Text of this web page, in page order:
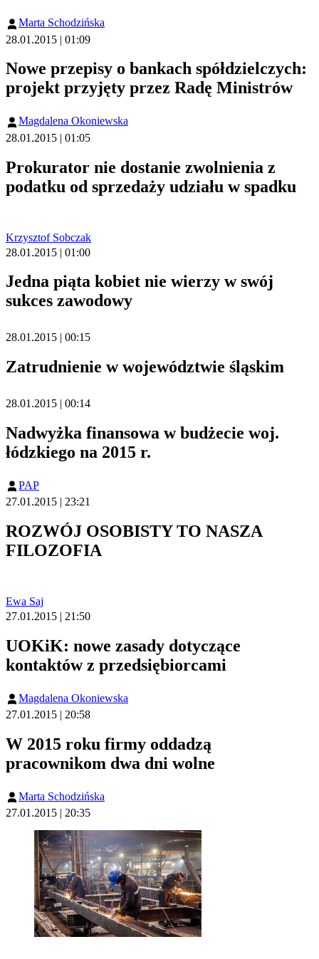
Marta Schodzińska
28.01.2015 | 01:09
Nowe przepisy o bankach spółdzielczych:
projekt przyjęty przez Radę Ministrów
Magdalena Okoniewska
28.01.2015 | 01:05
Prokurator nie dostanie zwolnienia z
podatku od sprzedaży udziału w spadku
Krzysztof Sobczak
28.01.2015 | 01:00
Jedna piąta kobiet nie wierzy w swój
sukces zawodowy
28.01.2015 | 00:15
Zatrudnienie w województwie śląskim
28.01.2015 | 00:14
Nadwyżka finansowa w budżecie woj.
łódzkiego na 2015 r.
PAP
27.01.2015 | 23:21
ROZWÓJ OSOBISTY TO NASZA
FILOZOFIA
Ewa Saj
27.01.2015 | 21:50
UOKiK: nowe zasady dotyczące
kontaktów z przedsiębiorcami
Magdalena Okoniewska
27.01.2015 | 20:58
W 2015 roku firmy oddadzą
pracownikom dwa dni wolne
Marta Schodzińska
27.01.2015 | 20:35